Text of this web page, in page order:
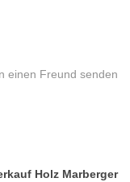
einen Freund senden
Holz Marberger